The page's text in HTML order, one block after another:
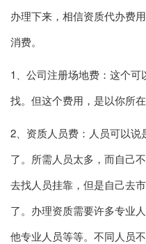
办理下来，相信资质代办费
消费。
1、公司注册场地费：这个
找。但这个费用，是以你所
2、资质人员费：人员可以
了。所需人员太多，而自己
去找人员挂靠，但是自己去
了。办理资质需要许多专业
他专业人员等等。不同人员